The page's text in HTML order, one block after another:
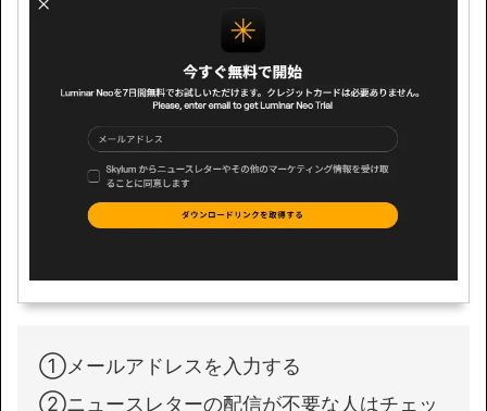
①メールアドレスを入力する
②ニュースレターの配信が不要な人はチェッ